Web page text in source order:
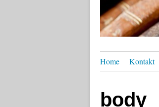
Home Kontakt
body